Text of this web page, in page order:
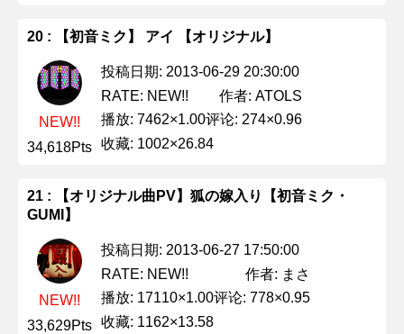
20 : 【初音ミク】 アイ 【オリジナル】
NEW!!
34,618Pts
投稿日期: 2013-06-29 20:30:00
RATE: NEW!!
作者: ATOLS
播放: 7462×1.00评论: 274×0.96
收藏: 1002×26.84
21 : 【オリジナル曲PV】狐の嫁入り【初音ミク・
GUMI】
NEW!!
33,629Pts
投稿日期: 2013-06-27 17:50:00
RATE: NEW!!
作者: まさ
播放: 17110×1.00评论: 778×0.95
收藏: 1162×13.58